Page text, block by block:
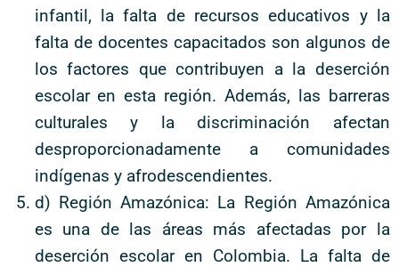
infantil, la falta de recursos educativos y la
falta de docentes capacitados son algunos de
los factores que contribuyen a la deserción
escolar en esta región. Además, las barreras
culturales y la discriminación afectan
desproporcionadamente a comunidades
indígenas y afrodescendientes.
d) Región Amazónica: La Región Amazónica
es una de las áreas más afectadas por la
deserción escolar en Colombia. La falta de